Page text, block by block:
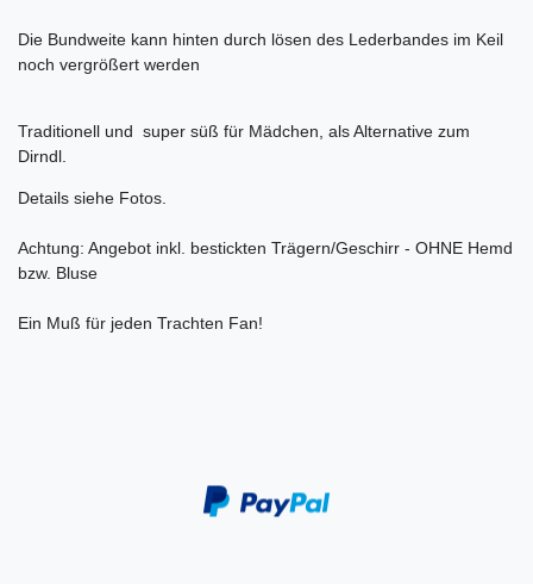
Die Bundweite kann hinten durch lösen des Lederbandes im Keil
noch vergrößert werden
Traditionell und super süß für Mädchen, als Alternative zum
Dirndl.
Details siehe Fotos.
Achtung: Angebot inkl. bestickten Trägern/Geschirr - OHNE Hemd
bzw. Bluse
Ein Muß für jeden Trachten Fan!